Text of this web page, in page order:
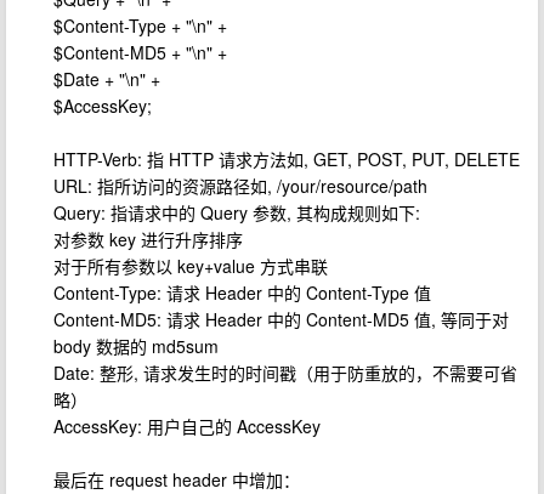
$Content-Type + "\n" +
$Content-MD5 + "\n" +
$Date + "\n" +
$AccessKey;
HTTP-Verb: 指 HTTP 请求方法如, GET, POST, PUT, DELETE
URL: 指所访问的资源路径如, /your/resource/path
Query: 指请求中的 Query 参数, 其构成规则如下:
对参数 key 进行升序排序
对于所有参数以 key+value 方式串联
Content-Type: 请求 Header 中的 Content-Type 值
Content-MD5: 请求 Header 中的 Content-MD5 值, 等同于对
body 数据的 md5sum
Date: 整形, 请求发生时的时间戳（用于防重放的，不需要可省
略）
AccessKey: 用户自己的 AccessKey
最后在 request header 中增加：